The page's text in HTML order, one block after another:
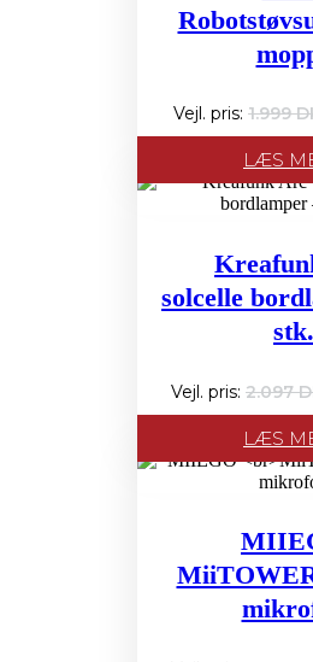
1.999
LÆS
solcelle
stk.
2.097
LÆS